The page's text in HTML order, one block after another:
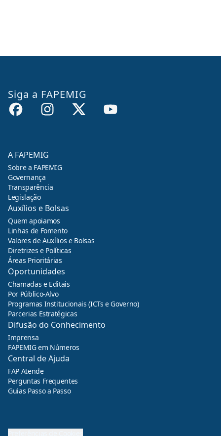
Siga a FAPEMIG
A FAPEMIG
Sobre a FAPEMIG
Governança
Transparência
Legislação
Auxílios e Bolsas
Quem apoiamos
Linhas de Fomento
Valores de Auxílios e Bolsas
Diretrizes e Políticas
Áreas Prioritárias
Oportunidades
Chamadas e Editais
Por Público-Alvo
Programas Institucionais (ICTs e Governo)
Parcerias Estratégicas
Difusão do Conhecimento
Imprensa
FAPEMIG em Números
Central de Ajuda
FAP Atende
Perguntas Frequentes
Guias Passo a Passo